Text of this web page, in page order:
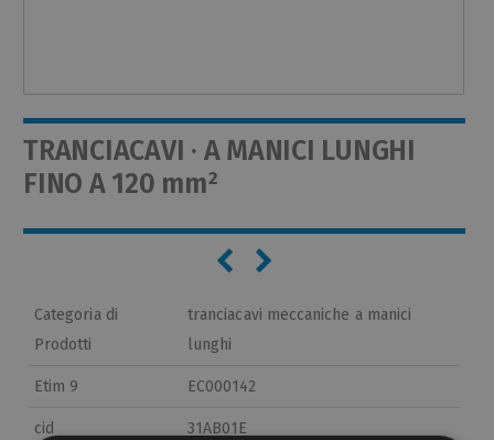
TRANCIACAVI · A MANICI LUNGHI
FINO A 120 mm²
Categoria di
Prodotti
tranciacavi meccaniche a manici
lunghi
Etim 9 EC000142
cid 31AB01E